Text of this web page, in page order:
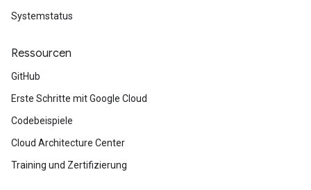
Systemstatus
Ressourcen
GitHub
Erste Schritte mit Google Cloud
Codebeispiele
Cloud Architecture Center
Training und Zertifizierung